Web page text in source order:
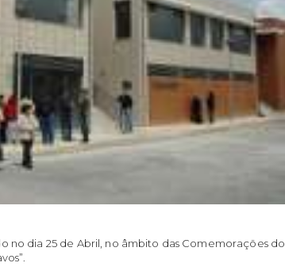
no dia 25 de Abril, no âmbito das Comemorações do